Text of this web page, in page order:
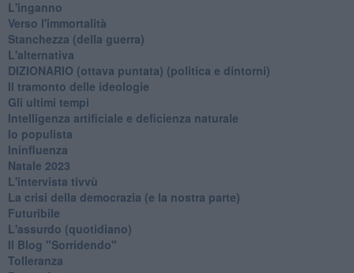
L'inganno
Verso l'immortalità
Stanchezza (della guerra)
L'alternativa
​DIZIONARIO (ottava puntata) (politica e dintorni)
Il tramonto delle ideologie
Gli ultimi tempi
Intelligenza artificiale e deficienza naturale
Io populista
Ininfluenza
Natale 2023
L'intervista tivvù
La crisi della democrazia (e la nostra parte)
Futuribile
L'assurdo (quotidiano)
Il Blog "Sorridendo"
Tolleranza